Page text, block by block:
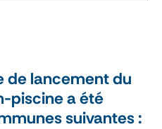
de lancement du
piscine a été
suivantes :